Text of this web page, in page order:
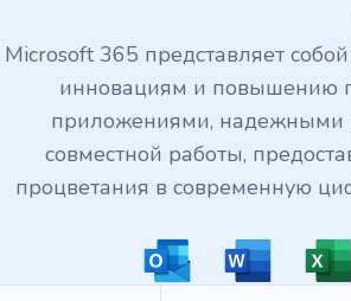
Microsoft 365 представляет
инновациям и повышению
приложениями, надежными
совместной работы,
процветания в современную